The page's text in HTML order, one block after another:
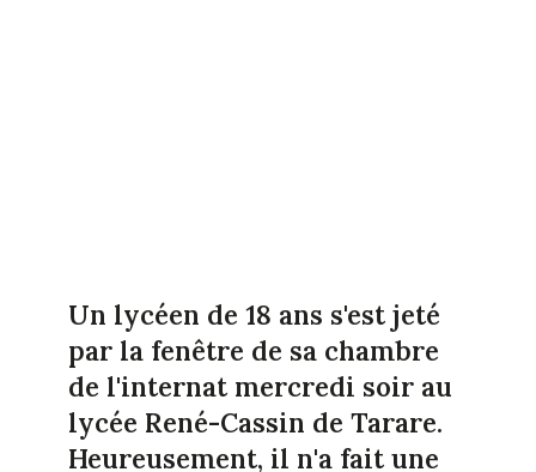
Un lycéen de 18 ans s'est jeté
par la fenêtre de sa chambre
de l'internat mercredi soir au
lycée René-Cassin de Tarare.
Heureusement, il n'a fait une